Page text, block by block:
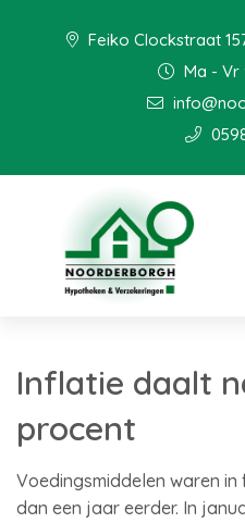
Feiko Clockstraat
Ma - Vr
Inflatie daalt
procent
Voedingsmiddelen waren
dan een jaar eerder. In